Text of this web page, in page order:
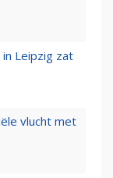
Leipzig zat
vlucht met